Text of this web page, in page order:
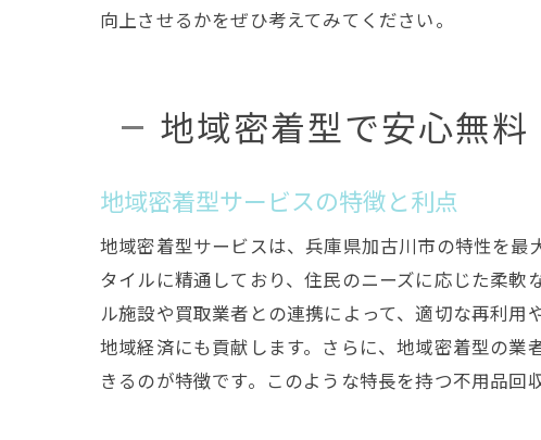
向上させるかをぜひ考えてみてください。
地域密着型で安心無
地域密着型サービスの特徴と利点
地域密着型サービスは、兵庫県加古川市の特性を
タイルに精通しており、住民のニーズに応じた柔
ル施設や買取業者との連携によって、適切な再利用
地域経済にも貢献します。さらに、地域密着型の
きるのが特徴です。このような特長を持つ不用品回